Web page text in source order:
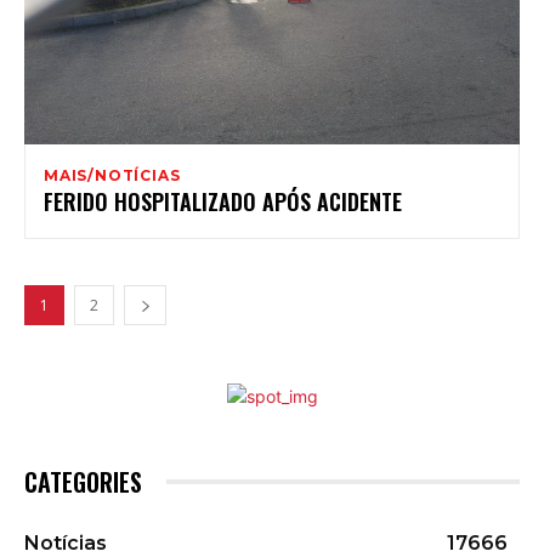
MAIS/NOTÍCIAS
FERIDO HOSPITALIZADO APÓS ACIDENTE
1 2
CATEGORIES
Notícias
17666